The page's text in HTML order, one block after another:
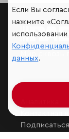
Если Вы
нажмите
данных.